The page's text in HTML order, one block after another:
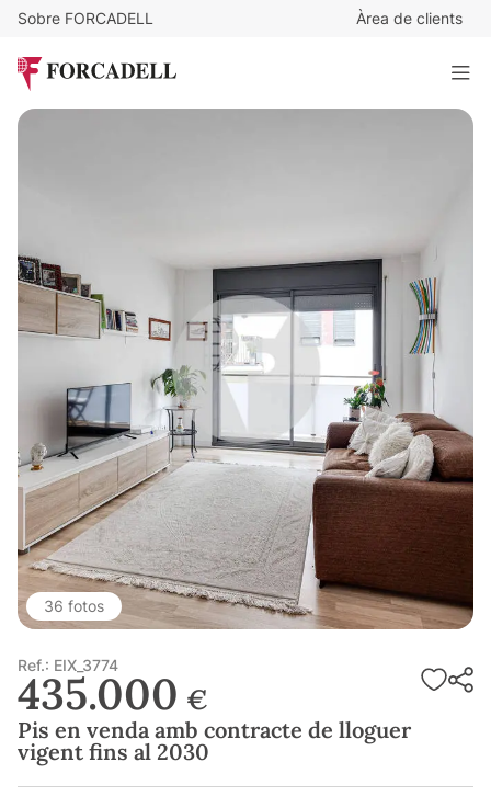
Sobre FORCADELL Àrea de clients
435.000
91 m² · 3 habitacions
36 fotos
Ref.: EIX_3774
435.000 €
Pis en venda amb contracte de lloguer
vigent fins al 2030